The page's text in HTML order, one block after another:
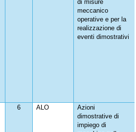
di misure
meccanico
operative e per la
realizzazione di
eventi dimostrativi
6 ALO
Azioni
dimostrative di
impiego di